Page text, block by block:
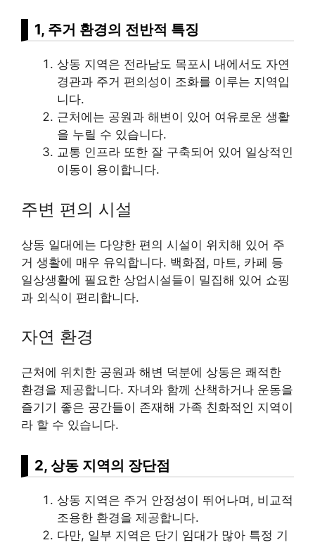
1, 주거 환경의 전반적 특징
상동 지역은 전라남도 목포시 내에서도 자연
경관과 주거 편의성이 조화를 이루는 지역입
니다.
근처에는 공원과 해변이 있어 여유로운 생활
을 누릴 수 있습니다.
교통 인프라 또한 잘 구축되어 있어 일상적인
이동이 용이합니다.
주변 편의 시설
상동 일대에는 다양한 편의 시설이 위치해 있어 주
거 생활에 매우 유익합니다. 백화점, 마트, 카페 등
일상생활에 필요한 상업시설들이 밀집해 있어 쇼핑
과 외식이 편리합니다.
자연 환경
근처에 위치한 공원과 해변 덕분에 상동은 쾌적한
환경을 제공합니다. 자녀와 함께 산책하거나 운동을
즐기기 좋은 공간들이 존재해 가족 친화적인 지역이
라 할 수 있습니다.
2, 상동 지역의 장단점
상동 지역은 주거 안정성이 뛰어나며, 비교적
조용한 환경을 제공합니다.
다만, 일부 지역은 단기 임대가 많아 특정 기